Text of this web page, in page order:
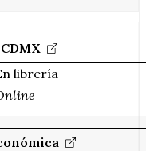
librería